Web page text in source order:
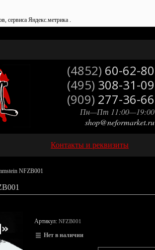
сервиса Яндекс.метрика .
(4852) 60-62-80
(495) 308-31-09
(909) 277-36-66
Пн—Пт 11:00—19:00
shop@neformarket.ru
Контакты и реквизиты
NFZB001
Артикул: NFZB001
Нет в наличии